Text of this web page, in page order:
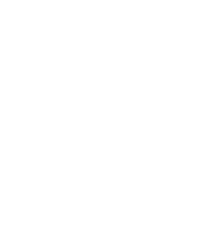
عن أبي مجلز, عن ابن
منهم وبايعهم,
وإن
الفتية مصاحفهم في
وأنه قال لقومه ادخلوها;
تُبع, وكان تُبَّع رجلا